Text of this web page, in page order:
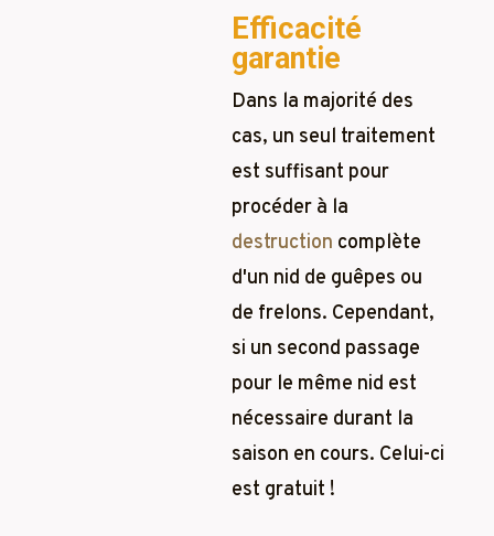
Efficacité
garantie
Dans la majorité des
cas, un seul traitement
est suffisant pour
procéder à la
destruction complète
d'un nid de guêpes ou
de frelons. Cependant,
si un second passage
pour le même nid est
nécessaire durant la
saison en cours. Celui-ci
est gratuit !